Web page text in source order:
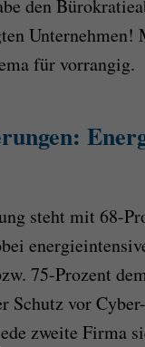
den
für vorrangig.
steht mit 68-
75-Prozent
Schutz vor
zweite Firma